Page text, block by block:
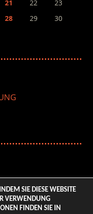
21 22
23
28 29
30
& Style Magazine.
SIE DIESE WEBSITE
VERWENDUNG
FINDEN SIE IN